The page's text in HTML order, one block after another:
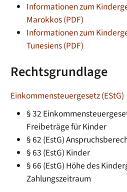
Informationen zum
Marokkos (PDF)
Informationen zum
Tunesiens (PDF)
Rechtsgrundlage
Einkommensteuergesetz (EStG)
§ 32
Freibeträge für Kinder
§ 62 (EstG)
§ 63 (EstG) Kinder
§ 66 (EstG) Höhe des
Zahlungszeitraum